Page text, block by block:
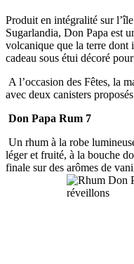
Produit en intégralité sur
Sugarlandia, Don Papa est
volcanique que la terre dont
cadeau sous étui décoré
A l’occasion des Fêtes, la
avec deux canisters
Don Papa Rum 7
Un rhum à la robe
léger et fruité, à la bouche
finale sur des arômes de